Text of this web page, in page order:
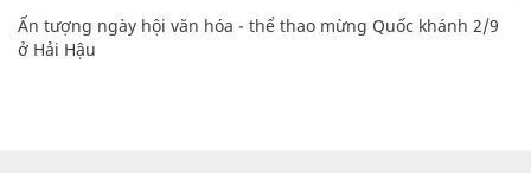
Ấn tượng ngày hội văn hóa - thể thao mừng Quốc khánh 2/9
ở Hải Hậu